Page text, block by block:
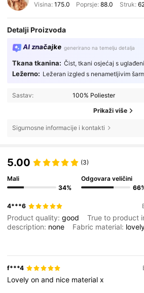
Visina: 175.0 Poprsje:88.0 Struk:
Detalji Proizvoda
AI značajke generirano na temelju detalja
Tkana tkanina: Čist, tkani osjećaj s
Ležerno: Ležeran izgled s nenametljivim
Sastav: 100% Poliester
Prikaži više
Sigurnosne informacije i kontakti
5.00 (3)
Mali
34%
Odgovara veličini
4***6
Product quality:good True to product
description: none Fabric material:
f***4
Lovelyonand nice materialx